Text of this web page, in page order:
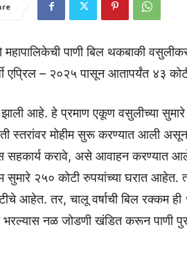
पाणी बिल थकबाकी
एप्रिल – २०२५ पासून आतापर्यंत ४३
आहे. हे प्रमाण एकूण वसुलीच्या
स्तरांवर मोहीम सुरू करण्यात आली
सहकार्य करावे, असे आवाहन
२५० कोटी रुपयांच्या घरात आहेत.
आहेत. तर, चालू वर्षाची बिल रक्कम
नळ जोडणी खंडित करून पाणी